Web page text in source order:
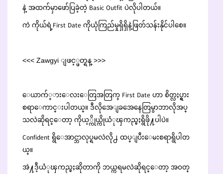
နဲ့ အထက်မှာဖော်ပြခဲ့တဲ့ Basic Outfit ပဲလိုပါတယ်။
ကဲ ကိုယ်ရဲ့First Date ကိုယုံကြည်မှုရှိရှိနဲ့ဖြတ်သန်းနိုင်ပါစေ။
<<< Zawgyi ျဖင့္ဖတ္ရန္ >>>
ေယာက်္ားေလးေတြအတြက္ First Date ဟာ စိတ္လႈပ္ရွား
စရာေကာင္းပါတယ္။ ဒီလိုအေျခအေနေတြမွာဘာလိုအပ္
သလဲဆိုရင္ေတာ့ ကိုယ့္ကိုယ္ကိုယံုၾကည္မႈရွိဖို႔ပါပဲ။
Confident ရွိေအာင္ဘာလုပ္ရမလဲလို႕ ထပ္ျပီးေမးစရာရွိပါတ
ယ္။
အဲ႔ဒီ့ယံုၾကည္မႈဆိုတာကို ဘယ္ကရမလဲဆိုရင္ေတာ့ အဝတ္